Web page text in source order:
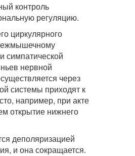
контроль
регуляцию.
циркулярного
симпатической
нервной
через
системы приходят к
например, при акте
открытие нижнего
деполяризацией
и она сокращается.